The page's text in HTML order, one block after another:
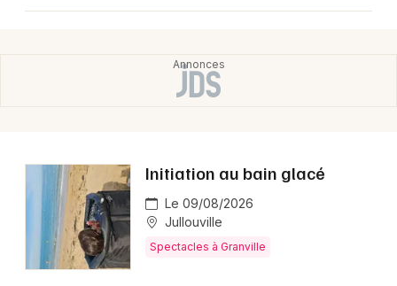
Initiation au bain glacé
Le 09/08/2026
Jullouville
Spectacles à Granville